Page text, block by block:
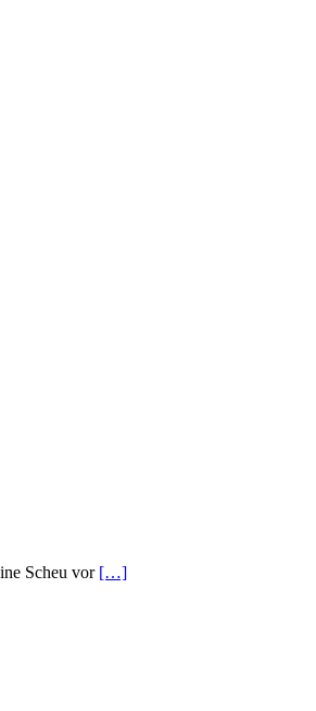
Scheu vor […]